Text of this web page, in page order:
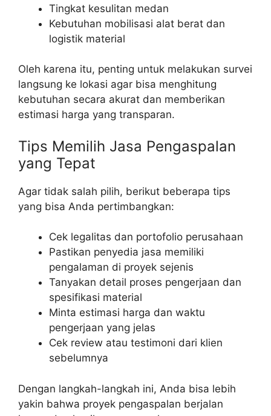
Tingkat kesulitan medan
Kebutuhan mobilisasi alat berat dan
logistik material
Oleh karena itu, penting untuk melakukan survei
langsung ke lokasi agar bisa menghitung
kebutuhan secara akurat dan memberikan
estimasi harga yang transparan.
Tips Memilih Jasa Pengaspalan
yang Tepat
Agar tidak salah pilih, berikut beberapa tips
yang bisa Anda pertimbangkan:
Cek legalitas dan portofolio perusahaan
Pastikan penyedia jasa memiliki
pengalaman di proyek sejenis
Tanyakan detail proses pengerjaan dan
spesifikasi material
Minta estimasi harga dan waktu
pengerjaan yang jelas
Cek review atau testimoni dari klien
sebelumnya
Dengan langkah-langkah ini, Anda bisa lebih
yakin bahwa proyek pengaspalan berjalan